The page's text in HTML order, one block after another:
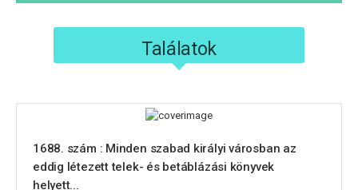
Találatok
1688. szám : Minden szabad királyi városban az
eddig létezett telek- és betáblázási könyvek
helyett...